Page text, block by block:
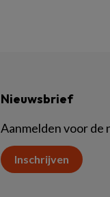
Nieuwsbrief
Aanmelden voor de
Inschrijven